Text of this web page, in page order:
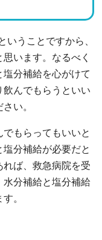
いうことですから、
います。なるべく
分補給を心がけて
飲んでもらうといい
い。
もらってもいいと
分補給が必要だと
ば、救急病院を受
水分補給と塩分補給
。